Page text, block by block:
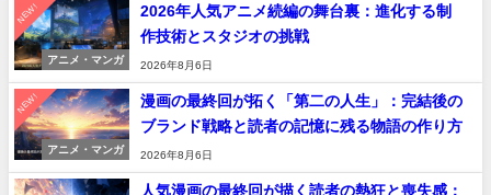
NEW!
アニメ・マンガ
2026年人気アニメ続編の舞台裏：進化する制
作技術とスタジオの挑戦
2026年8月6日
NEW!
アニメ・マンガ
漫画の最終回が拓く「第二の人生」：完結後の
ブランド戦略と読者の記憶に残る物語の作り方
2026年8月6日
人気漫画の最終回が描く読者の熱狂と喪失感：